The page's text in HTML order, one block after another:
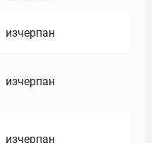
изчерпан
изчерпан
изчерпан